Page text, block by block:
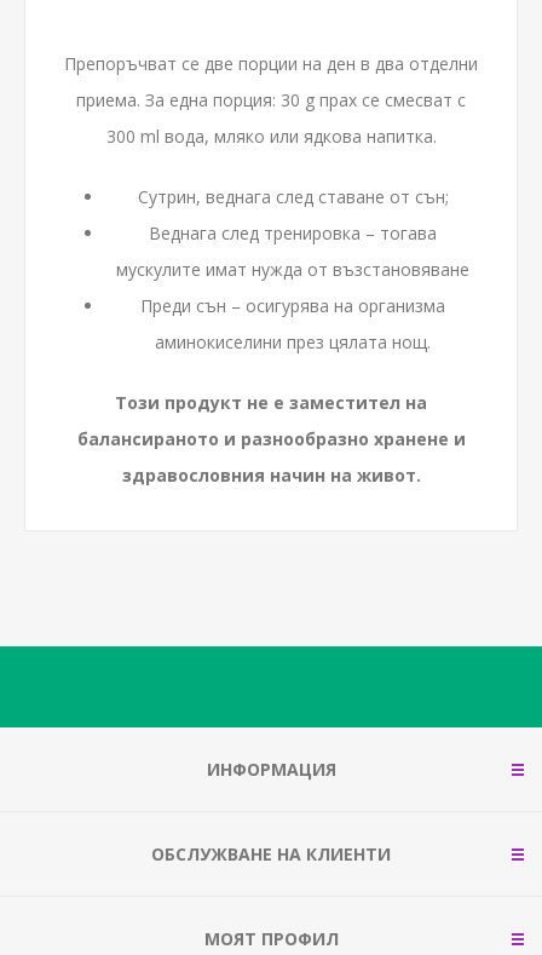
Препоръчват се две порции на ден в два отделни
приема. За една порция: 30 g прах се смесват с
300 ml вода, мляко или ядкова напитка.
Сутрин, веднага след ставане от сън;
Веднага след тренировка – тогава
мускулите имат нужда от възстановяване
Преди сън – осигурява на организма
аминокиселини през цялата нощ.
Този продукт не е заместител на
балансираното и разнообразно хранене и
здравословния начин на живот.
ИНФОРМАЦИЯ
ОБСЛУЖВАНЕ НА КЛИЕНТИ
МОЯТ ПРОФИЛ